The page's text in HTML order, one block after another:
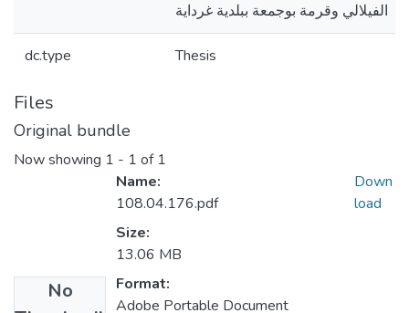
الفيلالي وقرمة بوجمعة ببلدية غرداية
dc.type Thesis
Files
Original bundle
Now showing 1 - 1 of 1
No
Name:
108.04.176.pdf
Size:
13.06 MB
Format:
Adobe Portable Document
Down
load